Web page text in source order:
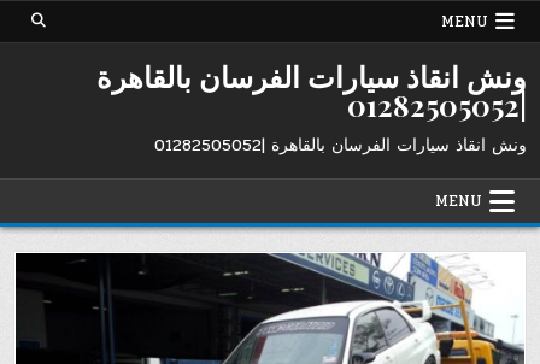
Skip
MENU
ونش انقاذ سيارات الفرسان بالقاهرة
|01282505052
ونش انقاذ سيارات الفرسان بالقاهرة |01282505052
MENU